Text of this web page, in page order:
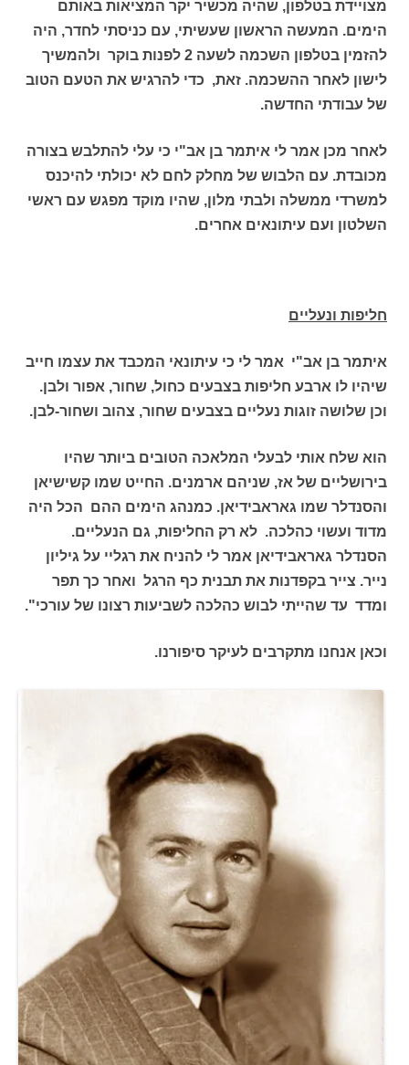
מצויידת בטלפון, שהיה מכשיר יקר המציאות באותם
הימים. המעשה הראשון שעשיתי, עם כניסתי לחדר, היה
להזמין בטלפון השכמה לשעה 2 לפנות בוקר ולהמשיך
לישון לאחר ההשכמה. זאת, כדי להרגיש את הטעם הטוב
של עבודתי החדשה.
לאחר מכן אמר לי איתמר בן אב"י כי עלי להתלבש בצורה
מכובדת. עם הלבוש של מחלק לחם לא יכולתי להיכנס
למשרדי ממשלה ולבתי מלון, שהיו מוקד מפגש עם ראשי
השלטון ועם עיתונאים אחרים.
חליפות ונעליים
איתמר בן אב"י אמר לי כי עיתונאי המכבד את עצמו חייב
שיהיו לו ארבע חליפות בצבעים כחול, שחור, אפור ולבן.
וכן שלושה זוגות נעליים בצבעים שחור, צהוב ושחור-לבן.
הוא שלח אותי לבעלי המלאכה הטובים ביותר שהיו
בירושליים של אז, שניהם ארמנים. החייט שמו קשישיאן
והסנדלר שמו גאראבידיאן. כמנהג הימים ההם הכל היה
מדוד ועשוי כהלכה. לא רק החליפות, גם הנעליים.
הסנדלר גאראבידיאן אמר לי להניח את רגליי על גיליון
נייר. צייר בקפדנות את תבנית כף הרגל ואחר כך תפר
ומדד עד שהייתי לבוש כהלכה לשביעות רצונו של עורכי".
וכאן אנחנו מתקרבים לעיקר סיפורנו.